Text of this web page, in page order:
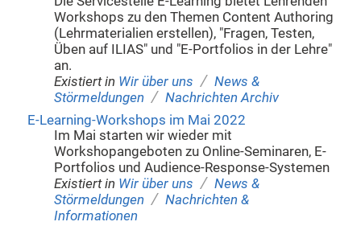
Workshops zu den Themen Content Authoring
(Lehrmaterialien erstellen), "Fragen, Testen,
Üben auf ILIAS" und "E-Portfolios in der Lehre"
an.
Existiert in Wir über uns / News &
Störmeldungen / Nachrichten Archiv
E-Learning-Workshops im Mai 2022
Im Mai starten wir wieder mit
Workshopangeboten zu Online-Seminaren, E-
Portfolios und Audience-Response-Systemen
Existiert in Wir über uns / News &
Störmeldungen / Nachrichten &
Informationen